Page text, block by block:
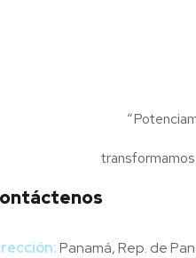
Panamá, Rep. de